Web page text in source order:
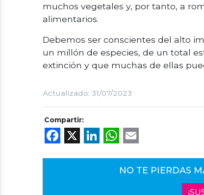
muchos vegetales y, por tanto, a
alimentarios.
Debemos ser conscientes del alto
un millón de especies, de un total
extinción y que muchas de ellas
Actualizado: 31/07/2023
Compartir:
Facebook
X LinkedIn
WhatsApp
NO TE PIERDAS